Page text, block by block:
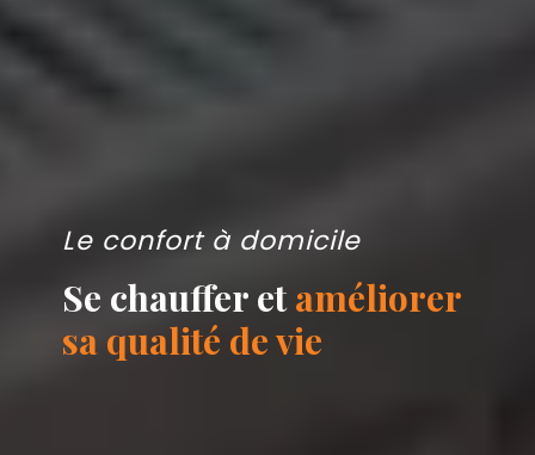
Le confort à domicile
Se chauffer etaméliorer
sa qualité de vie